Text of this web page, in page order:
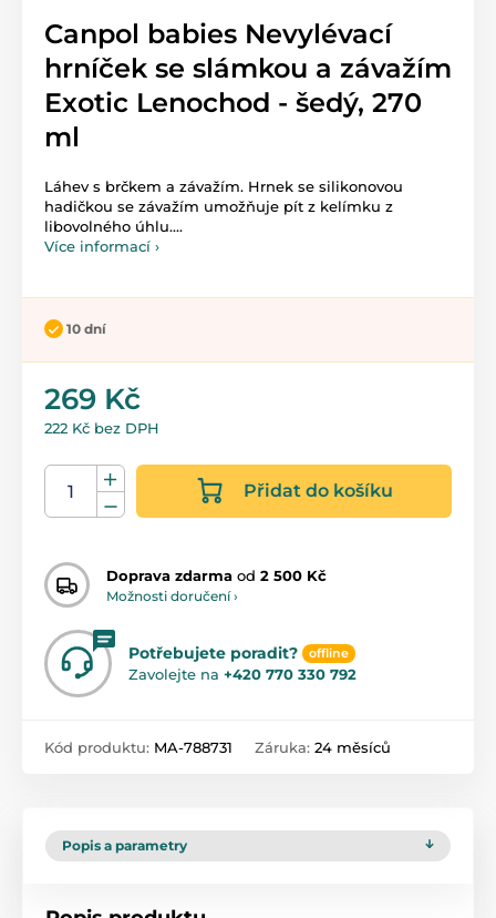
Canpol babies Nevylévací
hrníček se slámkou a závažím
Exotic Lenochod - šedý, 270
ml
Láhev s brčkem a závažím. Hrnek se silikonovou
hadičkou se závažím umožňuje pít z kelímku z
libovolného úhlu....
Více informací ›
10 dní
269 Kč
222 Kč bez DPH
Přidat do košíku
Doprava zdarma od 2 500 Kč
Možnosti doručení ›
Potřebujete poradit? offline
Zavolejte na +420 770 330 792
Kód produktu: MA-788731 Záruka: 24 měsíců
Popis a parametry